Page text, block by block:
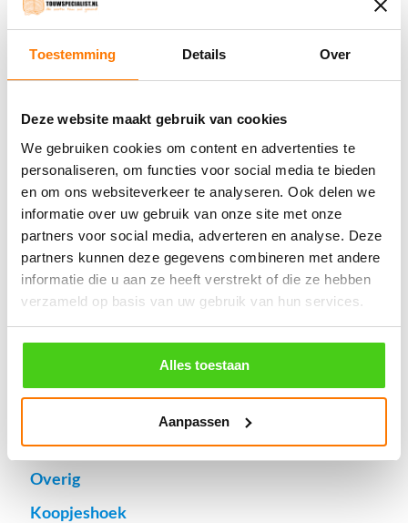
Toestemming Details Over
Deze website maakt gebruik van cookies
We gebruiken cookies om content en advertenties te
personaliseren, om functies voor social media te bieden
en om ons websiteverkeer te analyseren. Ook delen we
informatie over uw gebruik van onze site met onze
partners voor social media, adverteren en analyse. Deze
partners kunnen deze gegevens combineren met andere
informatie die u aan ze heeft verstrekt of die ze hebben
verzameld op basis van uw gebruik van hun services.
Alles toestaan
Aanpassen
Polyester
Jute
Classic Look
Hempex
Watersport
Touwladders
Elastiek
Railingnet
Dier agri
Overig
Koopjeshoek